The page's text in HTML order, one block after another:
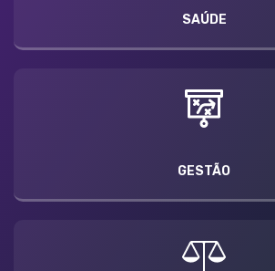
SAÚDE
GESTÃO